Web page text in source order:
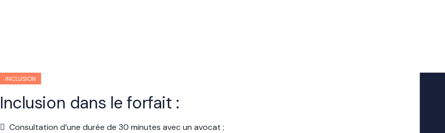
INCLUSION
Inclusion dans le forfait :
Consultation d’une durée de 30 minutes avec un avocat ;